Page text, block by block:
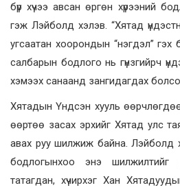
бүр хүчээ авсан өргөн хүрээний
гэж Лэйболд хэлэв. “Хятад
угсаатан хоорондын “нэгдэл”
салбарын бодлого нь гүнзгийрч
хэмээх санаанд зангидагдах
Хятадын Үндсэн хууль
өөртөө засах эрхийг Хятад улс
авах руу шилжиж байна. Лэйболд
бодлогынхоо энэ шилжилтийг
татагдан, хүчирхэг Хан